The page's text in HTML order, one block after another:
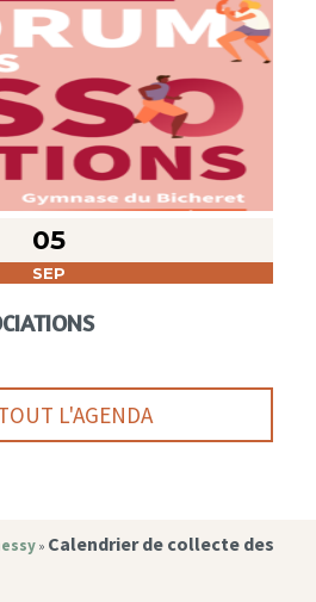
05
SEP
L'AGENDA
» Calendrier de collecte des